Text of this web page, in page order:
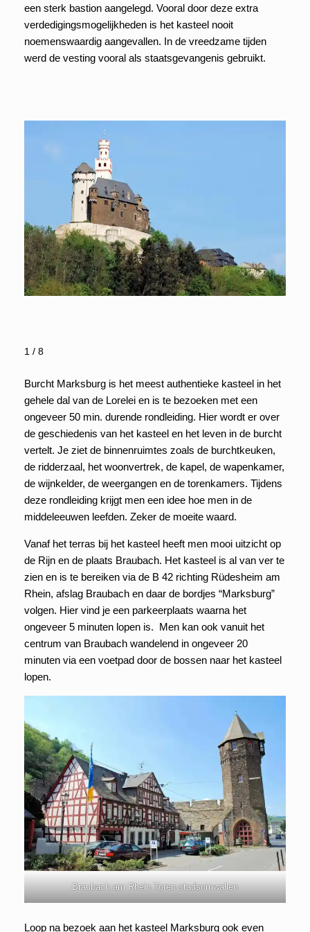
een sterk bastion aangelegd. Vooral door deze extra
verdedigingsmogelijkheden is het kasteel nooit
noemenswaardig aangevallen. In de vreedzame tijden
werd de vesting vooral als staatsgevangenis gebruikt.
1 / 8
Burcht Marksburg is het meest authentieke kasteel in het
gehele dal van de Lorelei en is te bezoeken met een
ongeveer 50 min. durende rondleiding. Hier wordt er over
de geschiedenis van het kasteel en het leven in de burcht
vertelt. Je ziet de binnenruimtes zoals de burchtkeuken,
de ridderzaal, het woonvertrek, de kapel, de wapenkamer,
de wijnkelder, de weergangen en de torenkamers. Tijdens
deze rondleiding krijgt men een idee hoe men in de
middeleeuwen leefden. Zeker de moeite waard.
Vanaf het terras bij het kasteel heeft men mooi uitzicht op
de Rijn en de plaats Braubach. Het kasteel is al van ver te
zien en is te bereiken via de B 42 richting Rüdesheim am
Rhein, afslag Braubach en daar de bordjes “Marksburg”
volgen. Hier vind je een parkeerplaats waarna het
ongeveer 5 minuten lopen is. Men kan ook vanuit het
centrum van Braubach wandelend in ongeveer 20
minuten via een voetpad door de bossen naar het kasteel
lopen.
Braubach am Rhein Toren stadsomwallen
Loop na bezoek aan het kasteel Marksburg ook even